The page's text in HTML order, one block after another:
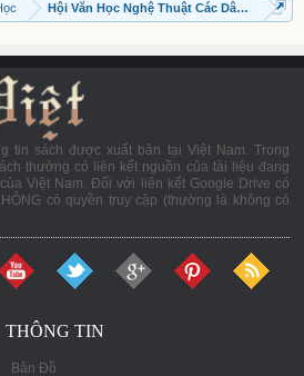
Hội Văn Học Nghệ Thuật Các Dân Tộc
tin sách được xuất bản tại Việt Nam. Trong
thường có liên kết nguồn của tài liệu đang
Việt Nam. Đối với liên kết Google Drive có
có quyền truy cập (thường là không có
THÔNG TIN
Bản Đồ